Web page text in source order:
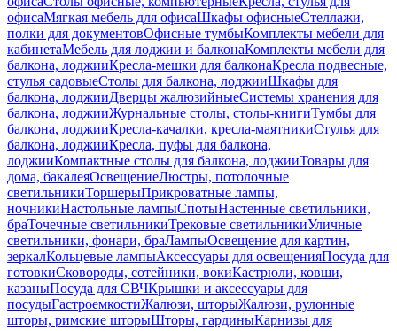
офисаМягкая мебель для офисаШкафы офисныеСтеллажи,
полки для документовОфисные тумбыКомплекты мебели для
кабинетаМебель для лоджии и балконаКомплекты мебели для
балкона, лоджииКресла-мешки для балконаКресла подвесные,
стулья садовыеСтолы для балкона, лоджииШкафы для
балкона, лоджииДверцы жалюзийныеСистемы хранения для
балкона, лоджииЖурнальные столы, столы-книгиТумбы для
балкона, лоджииКресла-качалки, кресла-маятникиСтулья для
балкона, лоджииКресла, пуфы для балкона,
лоджииКомпактные столы для балкона, лоджииТовары для
дома, бакалеяОсвещениеЛюстры, потолочные
светильникиТоршерыПрикроватные лампы,
ночникиНастольные лампыСпотыНастенные светильники,
браТочечные светильникиТрековые светильникиУличные
светильники, фонари, браЛампыОсвещение для картин,
зеркалКольцевые лампыАксессуары для освещенияПосуда для
готовкиСковороды, сотейники, вокиКастрюли, ковши,
казаныПосуда для СВЧКрышки и аксессуары для
посудыГастроемкостиЖалюзи, шторыЖалюзи, рулонные
шторы, римские шторыШторы, гардиныКарнизы для